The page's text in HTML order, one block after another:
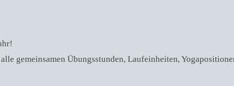
gemeinsamen Übungsstunden, Laufeinheiten,